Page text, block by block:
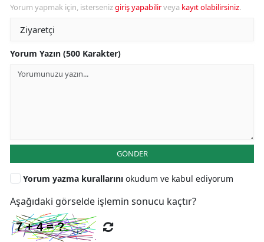
Yorum yapmak için, istersenizgiriş yapabilirveya kayıt olabilirsiniz.
Yorum Yazın (500 Karakter)
GÖNDER
Yorum yazma kurallarını okudum ve kabul ediyorum
Aşağıdaki görselde işlemin sonucu kaçtır?